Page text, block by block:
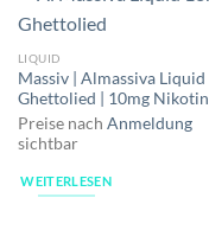
LIQUID
Massiv | Almassiva Liquid |
Ghettolied | 10mg Nikotin
Preise nach Anmeldung
sichtbar
WEITERLESEN